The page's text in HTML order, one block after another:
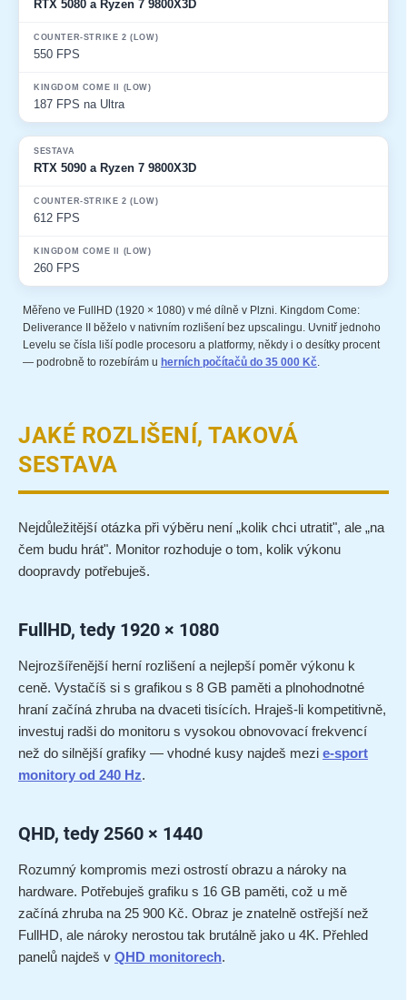
RTX 5080 a Ryzen 7 9800X3D
550 FPS
187 FPS na Ultra
RTX 5090 a Ryzen 7 9800X3D
612 FPS
260 FPS
Měřeno ve FullHD (1920 × 1080) v mé dílně v Plzni. Kingdom Come:
Deliverance II běželo v nativním rozlišení bez upscalingu. Uvnitř jednoho
Levelu se čísla liší podle procesoru a platformy, někdy i o desítky procent
— podrobně to rozebírám u herních počítačů do 35 000 Kč
JAKÉ ROZLIŠENÍ, TAKOVÁ
SESTAVA
Nejdůležitější otázka při výběru není „kolik chci utratit", ale „na
čem budu hrát". Monitor rozhoduje o tom, kolik výkonu
doopravdy potřebuješ.
FullHD, tedy 1920 × 1080
Nejrozšířenější herní rozlišení a nejlepší poměr výkonu k
ceně. Vystačíš si s grafikou s 8 GB paměti a plnohodnotné
hraní začíná zhruba na dvaceti tisících. Hraješ-li kompetitivně,
investuj radši do monitoru s vysokou obnovovací frekvencí
než do silnější grafiky — vhodné kusy najdeš mezi e-sport
monitory od 240 Hz.
QHD, tedy 2560 × 1440
Rozumný kompromis mezi ostrostí obrazu a nároky na
hardware. Potřebuješ grafiku s 16 GB paměti, což u mě
začíná zhruba na 25 900 Kč. Obraz je znatelně ostřejší než
FullHD, ale nároky nerostou tak brutálně jako u 4K. Přehled
panelů najdeš v QHD monitorech.